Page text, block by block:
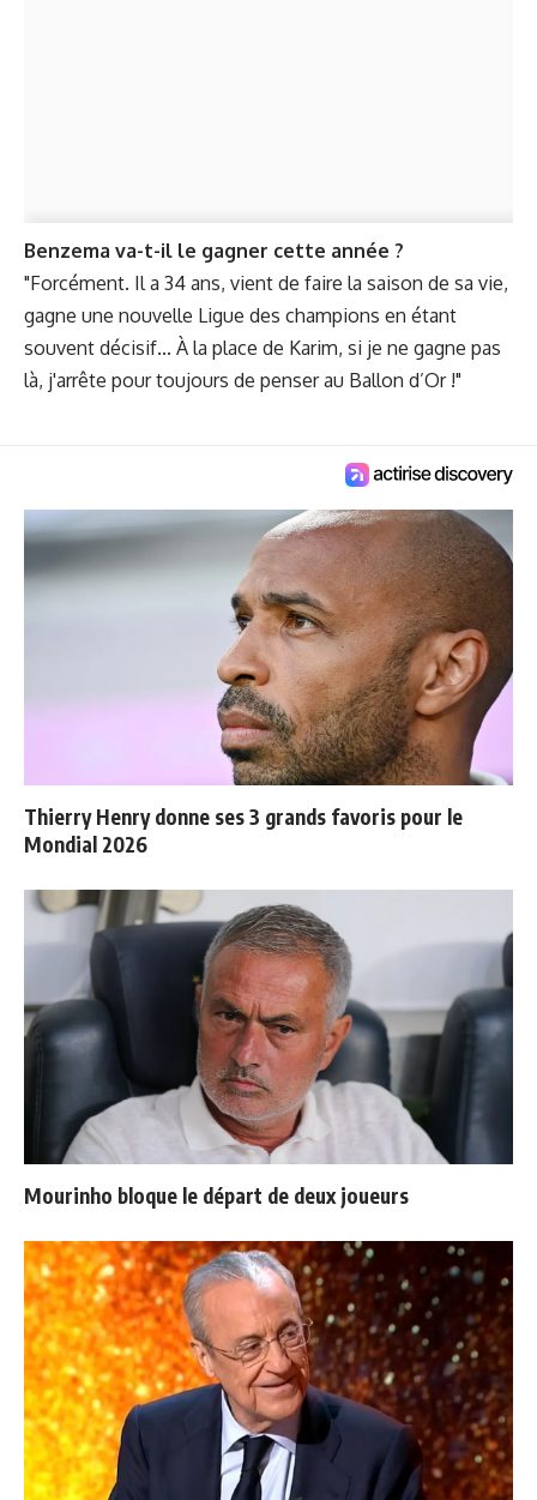
Benzema va-t-il le gagner cette année ?
"Forcément. Il a 34 ans, vient de faire la saison de sa vie,
gagne une nouvelle Ligue des champions en étant
souvent décisif... À la place de Karim, si je ne gagne pas
là, j'arrête pour toujours de penser au Ballon d’Or !"
Thierry Henry donne ses 3 grands favoris pour le
Mondial 2026
Mourinho bloque le départ de deux joueurs